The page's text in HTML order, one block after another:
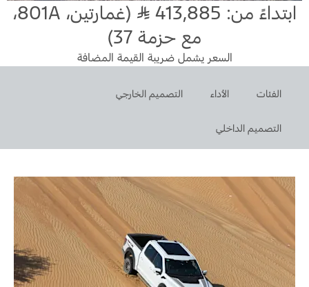
ابتداءً من: 413,885
(غمارتين، 801A،
مع حزمة 37)
السعر يشمل ضريبة القيمة المضافة
الفئات الأداء التصميم الخارجي
التصميم الداخلي